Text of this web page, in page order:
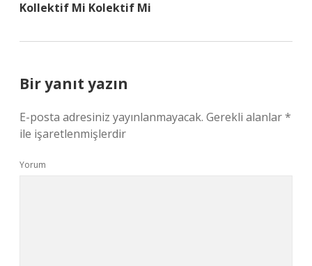
Kollektif Mi Kolektif Mi
Bir yanıt yazın
E-posta adresiniz yayınlanmayacak. Gerekli alanlar*
ile işaretlenmişlerdir
Yorum